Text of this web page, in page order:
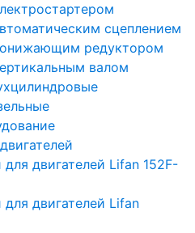
сцеплением
редуктором
валом
для двигателей Lifan 152F-
для двигателей Lifan